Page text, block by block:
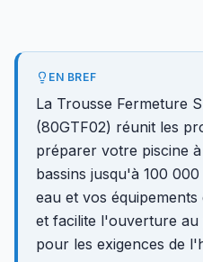
EN BREF
La Trousse Fermeture
(80GTF02) réunit les
préparer votre piscine
bassins jusqu'à 100
eau et vos
et facilite l'ouverture au
pour les exigences de